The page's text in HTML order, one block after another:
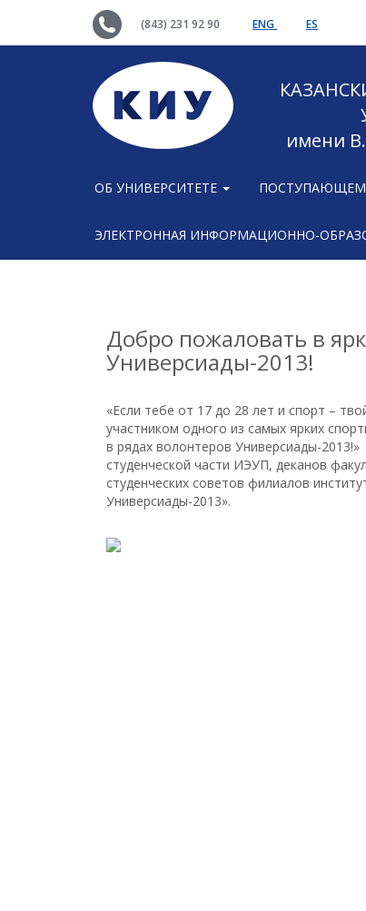
(843) 231 92 90 ENG ES
имени
ОБ УНИВЕРСИТЕТЕ
ЭЛЕКТРОННАЯ ИНФОРМАЦИОННО-
Добро пожаловать в
Универсиады-2013!
«Если тебе от 17 до 28 лет и спорт –
участником одного из самых ярких
в рядах волонтеров Универсиады-
студенческой части ИЭУП, деканов
студенческих советов филиалов
Универсиады-2013».